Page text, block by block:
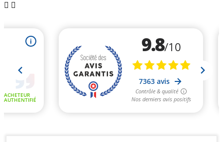
 